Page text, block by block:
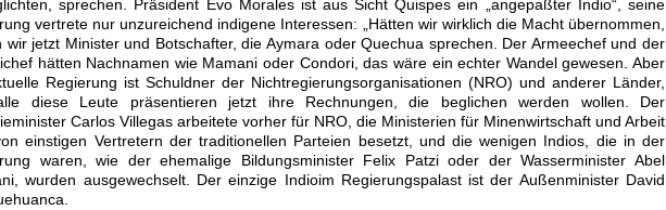
sprechen. Präsident Evo Morales ist aus Sicht Quispes ein „angepaßter Indio“, seine
vertrete nur unzureichend indigene Interessen: „Hätten wir wirklich die Macht übernommen,
wir jetzt Minister und Botschafter, die Aymara oder Quechua sprechen. Der Armeechef und der
hätten Nachnamen wie Mamani oder Condori, das wäre ein echter Wandel gewesen. Aber
Regierung ist Schuldner der Nichtregierungsorganisationen (NRO) und anderer Länder,
diese Leute präsentieren jetzt ihre Rechnungen, die beglichen werden wollen. Der
Carlos Villegas arbeitete vorher für NRO, die Ministerien für Minenwirtschaft und Arbeit
einstigen Vertretern der traditionellen Parteien besetzt, und die wenigen Indios, die in der
waren, wie der ehemalige Bildungsminister Felix Patzi oder der Wasserminister Abel
wurden ausgewechselt. Der einzige Indioim Regierungspalast ist der Außenminister David